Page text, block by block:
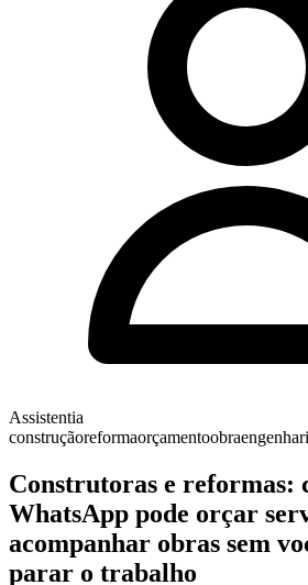
Assistentia
construçãoreformaorçamentoobra
Construtoras e reformas:
WhatsApp pode orçar
acompanhar obras sem
parar o trabalho